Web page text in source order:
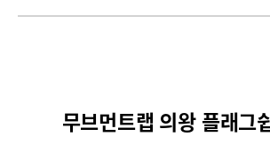
무브먼트랩 의왕 플래그